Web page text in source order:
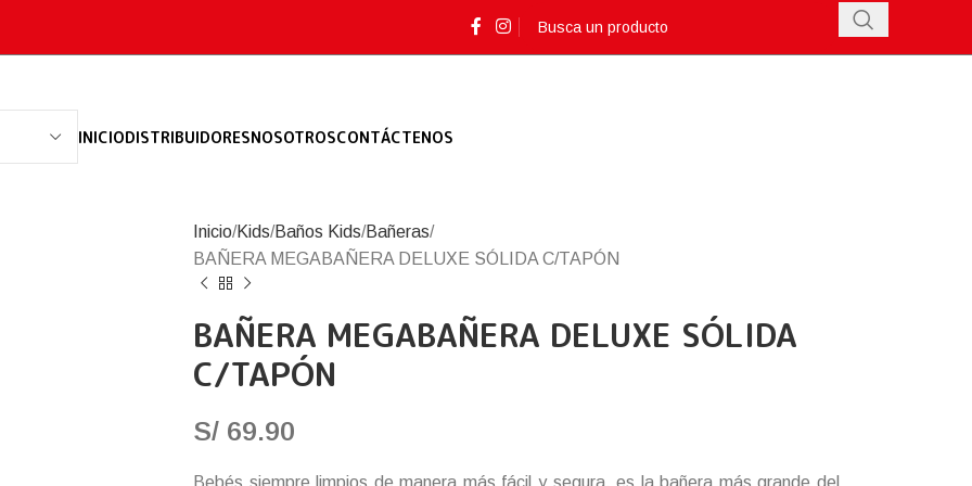
INICIODISTRIBUIDORESNOSOTROSCONTÁCTENOS
Inicio Kids Baños Kids Bañeras
BAÑERA MEGABAÑERA DELUXE SÓLIDA C/TAPÓN
BAÑERA MEGABAÑERA DELUXE SÓLIDA
C/TAPÓN
S/69.90
Bebés siempre limpios de manera más fácil y segura, es la bañera más grande del